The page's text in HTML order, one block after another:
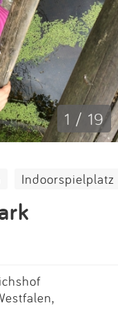
1 / 19
Indoorspielplatz